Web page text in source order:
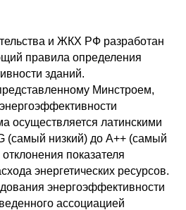
и ЖКХ РФ разработан
правила определения
зданий.
Минстроем,
осуществляется латинскими
(самый низкий) до А++ (самый
показателя
энергетических ресурсов.
энергоэффективности
ассоциацией